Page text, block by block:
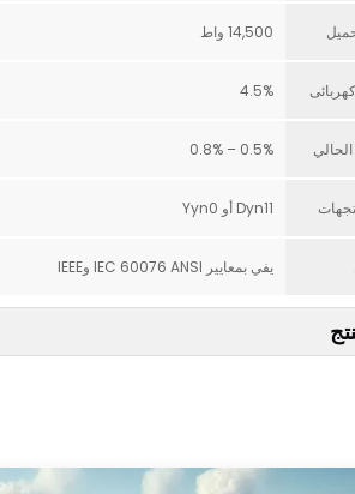
14,500 واط
4.5%
0.5% – 0.8%
Dyn11 أو Yyn0
يفي بمعايير IEC 60076 ANSI وIEEE